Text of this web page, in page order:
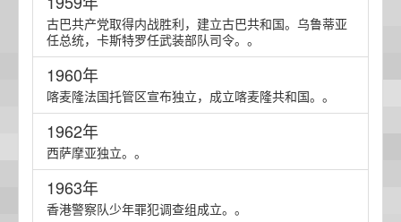
古巴共产党取得内战胜利，建立古巴共和国。乌鲁蒂亚
任总统，卡斯特罗任武装部队司令。。
1960年
喀麦隆法国托管区宣布独立，成立喀麦隆共和国。。
1962年
西萨摩亚独立。。
1963年
香港警察队少年罪犯调查组成立。。